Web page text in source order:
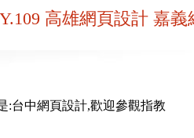
高雄網頁設計 嘉義
:台中網頁設計,歡迎參觀指教